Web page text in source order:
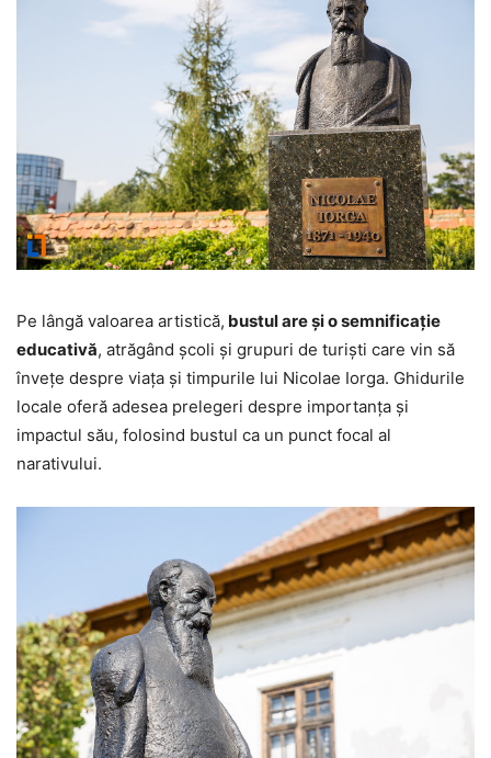
Pe lângă valoarea artistică, bustul are și o semnificație
educativă, atrăgând școli și grupuri de turiști care vin să
învețe despre viața și timpurile lui Nicolae Iorga. Ghidurile
locale oferă adesea prelegeri despre importanța și
impactul său, folosind bustul ca un punct focal al
narativului.